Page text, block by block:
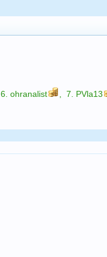
6.ohranalist 7. PVla13